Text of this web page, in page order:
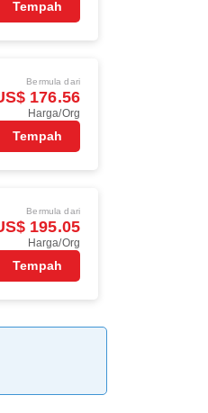
Tempah
Bermula dari
176.56
Harga/Org
Tempah
Bermula dari
195.05
Harga/Org
Tempah